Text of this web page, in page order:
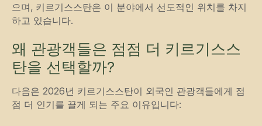
으며, 키르기스스탄은 이 분야에서 선도적인 위치를 차지
하고 있습니다.
왜 관광객들은 점점 더 키르기스스
탄을 선택할까?
다음은 2026년 키르기스스탄이 외국인 관광객들에게 점
점 더 인기를 끌게 되는 주요 이유입니다: